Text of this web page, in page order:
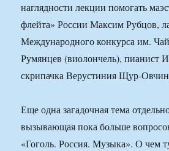
наглядности лекции помогать
флейта» России Максим Рубцов,
Международного конкурса им.
Румянцев (виолончель), пианист
скрипачка Верустиния Щур-
Еще одна загадочная тема
вызывающая пока больше
«Гоголь. Россия. Музыка». О чем